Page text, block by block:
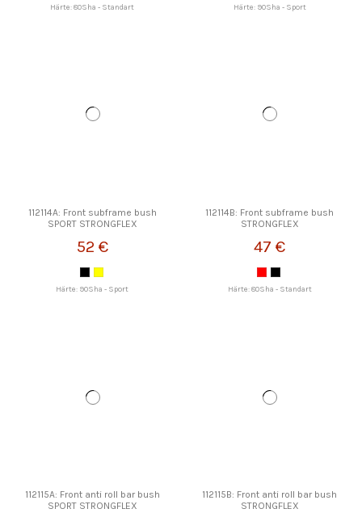
Härte: 80Sha - Standart Härte: 90Sha - Sport
112114A: Front subframe bush
SPORT STRONGFLEX
52 €
Härte: 90Sha - Sport
112114B: Front subframe bush
STRONGFLEX
47 €
Härte: 80Sha - Standart
112115A: Front anti roll bar bush
SPORT STRONGFLEX
112115B: Front anti roll bar bush
STRONGFLEX